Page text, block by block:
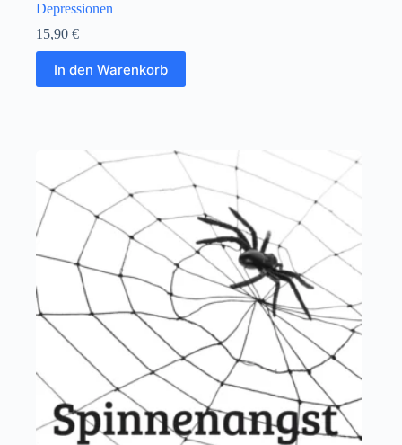
Depressionen
15,90 €
In den Warenkorb